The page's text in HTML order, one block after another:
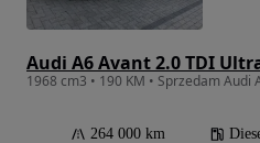
Audi A6 Avant 2.0 TDI
264 000 km